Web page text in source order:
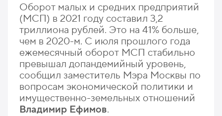
Оборот малых и средних предприятий
(МСП) в 2021 году составил 3,2
триллиона рублей. Это на 41% больше,
чем в 2020-м. С июля прошлого года
ежемесячный оборот МСП стабильно
превышал допандемийный уровень,
сообщил заместитель Мэра Москвы по
вопросам экономической политики и
имущественно-земельных отношений
Владимир Ефимов.